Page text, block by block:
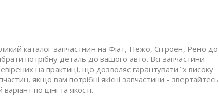
каталог запчастнин на Фіат, Пежо, Сітроен, Рено до
потрібну деталь до вашого авто. Всі запчастини
на практиці, що дозволяє гарантувати їх високу
якщо вам потрібні якісні запчастини - звертайтесь
по ціні та якості.